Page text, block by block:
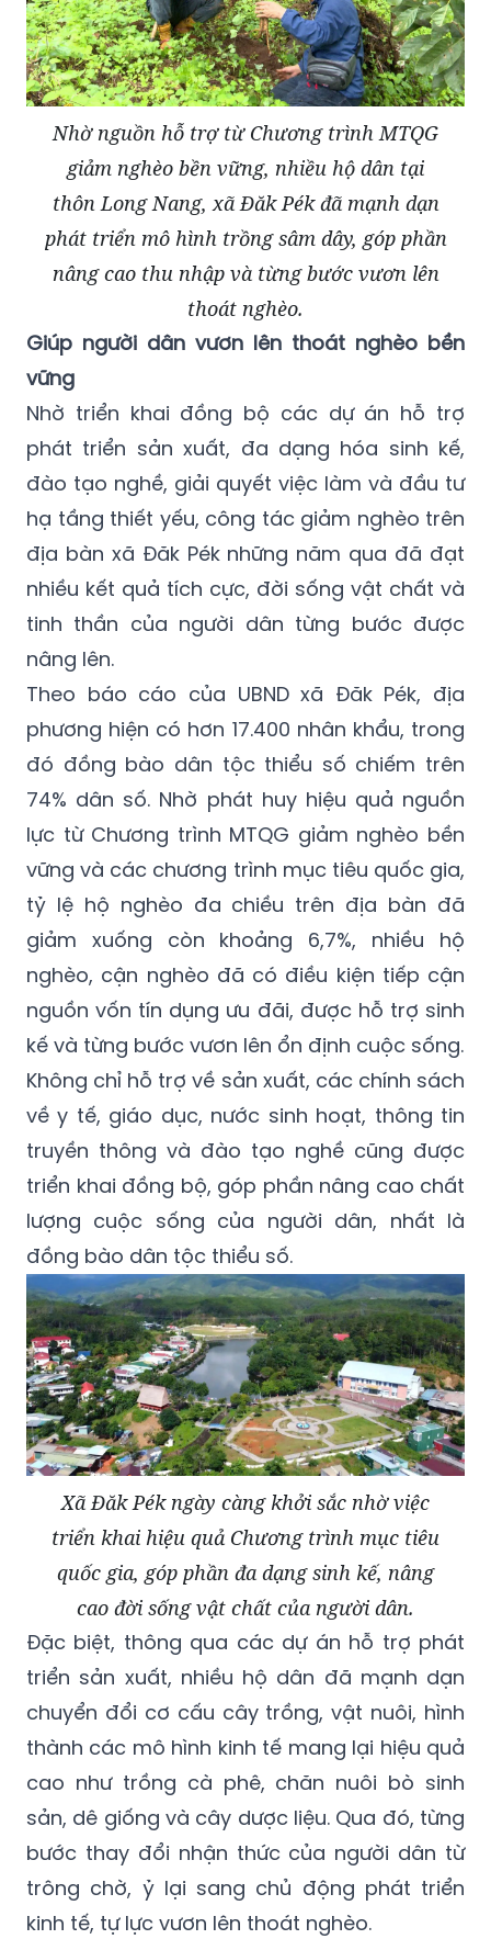
Nhờ nguồn hỗ trợ từ Chương trình MTQG
giảm nghèo bền vững, nhiều hộ dân tại
thôn Long Nang, xã Đăk Pék đã mạnh dạn
phát triển mô hình trồng sâm dây, góp phần
nâng cao thu nhập và từng bước vươn lên
thoát nghèo.
Giúp người dân vươn lên thoát nghèo bền
vững
Nhờ triển khai đồng bộ các dự án hỗ trợ
phát triển sản xuất, đa dạng hóa sinh kế,
đào tạo nghề, giải quyết việc làm và đầu tư
hạ tầng thiết yếu, công tác giảm nghèo trên
địa bàn xã Đăk Pék những năm qua đã đạt
nhiều kết quả tích cực, đời sống vật chất và
tinh thần của người dân từng bước được
nâng lên.
Theo báo cáo của UBND xã Đăk Pék, địa
phương hiện có hơn 17.400 nhân khẩu, trong
đó đồng bào dân tộc thiểu số chiếm trên
74% dân số. Nhờ phát huy hiệu quả nguồn
lực từ Chương trình MTQG giảm nghèo bền
vững và các chương trình mục tiêu quốc gia,
tỷ lệ hộ nghèo đa chiều trên địa bàn đã
giảm xuống còn khoảng 6,7%, nhiều hộ
nghèo, cận nghèo đã có điều kiện tiếp cận
nguồn vốn tín dụng ưu đãi, được hỗ trợ sinh
kế và từng bước vươn lên ổn định cuộc sống.
Không chỉ hỗ trợ về sản xuất, các chính sách
về y tế, giáo dục, nước sinh hoạt, thông tin
truyền thông và đào tạo nghề cũng được
triển khai đồng bộ, góp phần nâng cao chất
lượng cuộc sống của người dân, nhất là
đồng bào dân tộc thiểu số.
Xã Đăk Pék ngày càng khởi sắc nhờ việc
triển khai hiệu quả Chương trình mục tiêu
quốc gia, góp phần đa dạng sinh kế, nâng
cao đời sống vật chất của người dân.
Đặc biệt, thông qua các dự án hỗ trợ phát
triển sản xuất, nhiều hộ dân đã mạnh dạn
chuyển đổi cơ cấu cây trồng, vật nuôi, hình
thành các mô hình kinh tế mang lại hiệu quả
cao như trồng cà phê, chăn nuôi bò sinh
sản, dê giống và cây dược liệu. Qua đó, từng
bước thay đổi nhận thức của người dân từ
trông chờ, ỷ lại sang chủ động phát triển
kinh tế, tự lực vươn lên thoát nghèo.